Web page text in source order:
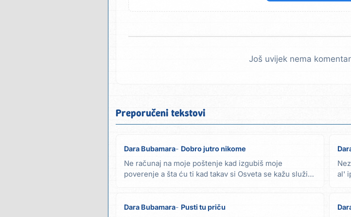
Još uvijek nema
Preporučeni tekstovi
Dara Bubamara Dobro jutro nikome
Ne računaj na moje poštenje kad izgubiš moje
poverenje a šta ću ti kad takav si Osveta se kažu služi
al'
Dara Bubamara Pusti tu priču